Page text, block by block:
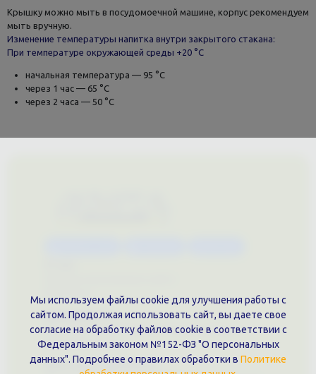
Крышку можно мыть в посудомоечной машине, корпус рекомендуем
мыть вручную.
Изменение температуры напитка внутри закрытого стакана:
При температуре окружающей среды +20 °С
начальная температура — 95 °С
через 1 час — 65 °С
через 2 часа — 50 °С
Документы
Политика обработки персональных данных
Публичная оферта
Контакты филиала
Мы используем файлы cookie для улучшения работы с
сайтом. Продолжая использовать сайт, вы даете свое
согласие на обработку файлов cookie в соответствии с
Федеральным законом №152-ФЗ "О персональных
данных". Подробнее о правилах обработки в Политике